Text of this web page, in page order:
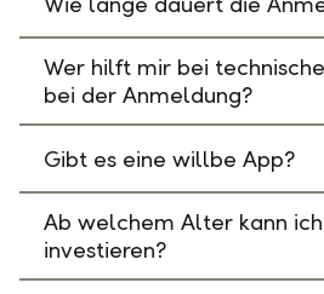
Wer hilft mir bei
bei der Anmeldung?
Gibt es eine willbe App?
Ab welchem Alter kann
investieren?